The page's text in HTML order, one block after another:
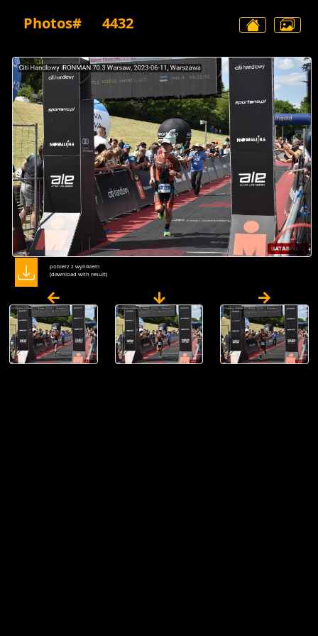
Photos# 4432
pobierz z wynikiem
(dawnload with result)